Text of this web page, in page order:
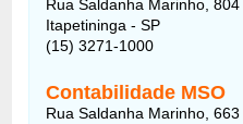
Rua Saldanha Marinho,
Itapetininga - SP
(15) 3271-1000
Contabilidade MSO
Rua Saldanha Marinho,